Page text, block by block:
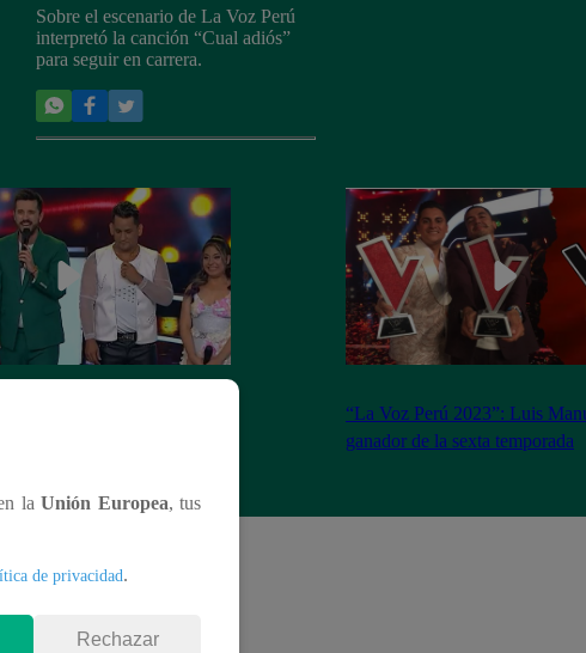
Sobre el escenario de La Voz Perú
interpretó la canción “Cual adiós”
para seguir en carrera.
“La Voz Perú 2023”: Luis
ganador de la sexta temporada
laUnión Europea, tus
de privacidad.
Rechazar